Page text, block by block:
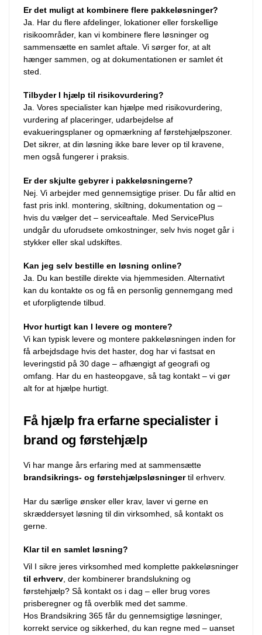
Er det muligt at kombinere flere pakkeløsninger?
Ja. Har du flere afdelinger, lokationer eller forskellige
risikoområder, kan vi kombinere flere løsninger og
sammensætte en samlet aftale. Vi sørger for, at alt
hænger sammen, og at dokumentationen er samlet ét
sted.
Tilbyder I hjælp til risikovurdering?
Ja. Vores specialister kan hjælpe med risikovurdering,
vurdering af placeringer, udarbejdelse af
evakueringsplaner og opmærkning af førstehjælpszoner.
Det sikrer, at din løsning ikke bare lever op til kravene,
men også fungerer i praksis.
Er der skjulte gebyrer i pakkeløsningerne?
Nej. Vi arbejder med gennemsigtige priser. Du får altid en
fast pris inkl. montering, skiltning, dokumentation og –
hvis du vælger det – serviceaftale. Med ServicePlus
undgår du uforudsete omkostninger, selv hvis noget går i
stykker eller skal udskiftes.
Kan jeg selv bestille en løsning online?
Ja. Du kan bestille direkte via hjemmesiden. Alternativt
kan du kontakte os og få en personlig gennemgang med
et uforpligtende tilbud.
Hvor hurtigt kan I levere og montere?
Vi kan typisk levere og montere pakkeløsningen inden for
få arbejdsdage hvis det haster, dog har vi fastsat en
leveringstid på 30 dage – afhængigt af geografi og
omfang. Har du en hasteopgave, så tag kontakt – vi gør
alt for at hjælpe hurtigt.
Få hjælp fra erfarne specialister i
brand og førstehjælp
Vi har mange års erfaring med at sammensætte
brandsikrings- og førstehjælpsløsningertil erhverv.
Har du særlige ønsker eller krav, laver vi gerne en
skræddersyet løsning til din virksomhed, så kontakt os
gerne.
Klar til en samlet løsning?
Vil I sikre jeres virksomhed med komplette pakkeløsninger
til erhverv , der kombinerer brandslukning og
førstehjælp? Så kontakt os i dag – eller brug vores
prisberegner og få overblik med det samme.
Hos Brandsikring 365 får du gennemsigtige løsninger,
korrekt service og sikkerhed, du kan regne med – uanset